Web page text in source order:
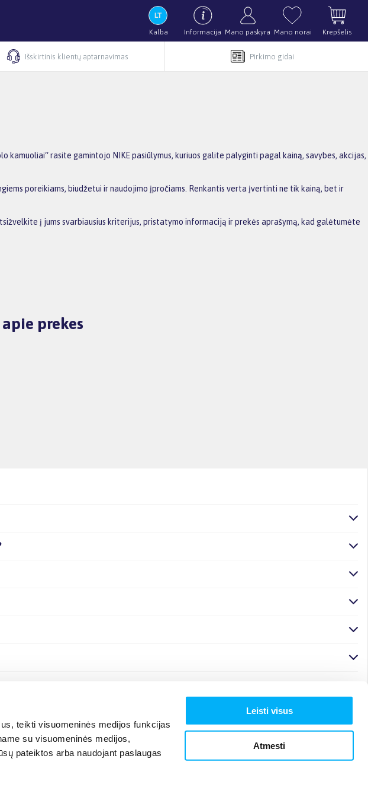
teikti visuomeninės medijos funkcijas
su visuomeninės medijos,
pateiktos arba naudojant paslaugas
Leisti visus
Atmesti
Kalba Informacija Mano paskyra Mano norai Krepšelis
Išskirtinis klientų aptarnavimas Pirkimo gidai
rasite gamintojo NIKE pasiūlymus, kuriuos galite palyginti pagal kainą, savybes, akcijas,
poreikiams, biudžetui ir naudojimo įpročiams. Renkantis verta įvertinti ne tik kainą, bet ir
į jums svarbiausius kriterijus, pristatymo informaciją ir prekės aprašymą, kad galėtumėte
prekes